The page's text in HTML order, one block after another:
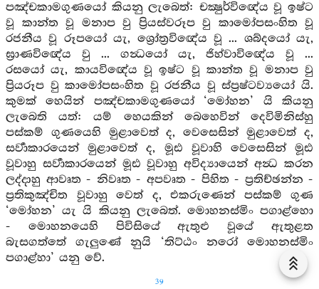
පඤ්චකාමගුණයෝ කියනු ලැබෙත්: චක්‍ෂුර්විඥේය වූ ඉෂ්ට
වූ කාන්ත වූ මනාප වු ප්‍රියස්වරූප වු කාමෝපසංහිත වූ
රජනීය වූ රූපයෝ යැ, ශ්‍රෝත්‍රවිඥේය වූ ... ශබ්දයෝ යැ,
ඝ්‍රාණවිඥේය වු ... ගන්‍ධයෝ යැ, ජිහ්වාවිඥේය වූ ...
රසයෝ යැ, කායවිඥේය වූ ඉෂ්ට වූ කාන්ත වූ මනාප වු
ප්‍රියරූප වු කාමෝපසංහිත වූ රජනීය වූ ස්ප්‍රෂ්ටව්‍යයෝ යි.
කුමක් හෙයින් පඤ්චකාමගුණයෝ ‘මෝහන’ යි කියනු
ලැබෙති යත්: යම් හෙයකින් බෙහෙවින් දෙවිමිනිස්හු
පස්කම් ගුණයෙහි මුළාවෙත් ද, වෙසෙසින් මුළාවෙත් ද,
සර්‍වාකාරයෙන් මුළාවෙත් ද, මූඪ වූවාහි වෙසෙසින් මූඪ
වූවාහු සර්‍වාකාරයෙන් මූඪ වූවාහු අවිද්‍යායෙන් අන්‍ධ කරන
ලද්දාහු ආවෘත - නිවෘත - අපවෘත - පිහිත - ප්‍රතිච්ඡන්න -
ප්‍රතිකුඤ්චිත වූවාහු වෙත් ද, එකරුණෙන් පස්කම් ගුණ
‘මෝහන’ යැ යි කියනු ලැබෙත්. මොහනස්මිං පගාළ්හො
- මොහනයෙහි පිවිසියේ ඇතුළු වූයේ ඇතුළත
බැසගත්තේ ගැලුණේ නුයි ‘තිට්ඨං නරෝ මොහනස්මිං
පගාළ්හා’ යනු වේ.
39